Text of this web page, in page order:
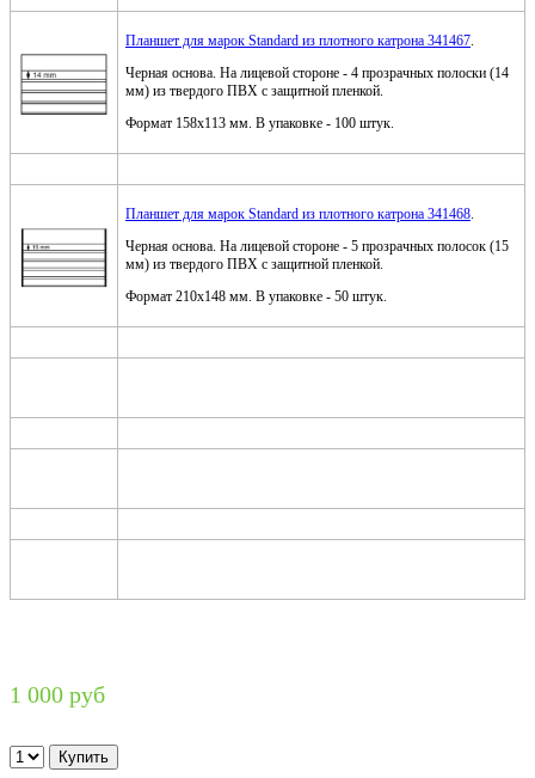
Планшет для марок Standard из плотного катрона 341467
Черная основа. На лицевой стороне - 4 прозрачных полоски (14
мм) из твердого ПВХ с защитной пленкой.
Формат 158x113 мм. В упаковке - 100 штук.
Планшет для марок Standard из плотного катрона 341468
Черная основа. На лицевой стороне - 5 прозрачных полосок (15
мм) из твердого ПВХ c защитной пленкой.
Формат 210x148 мм. В упаковке - 50 штук.
1 000 руб